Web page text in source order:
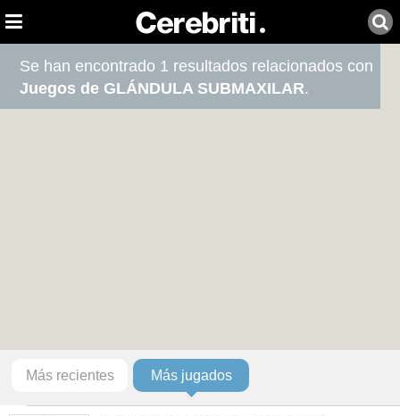
Se han encontrado 1 resultados relacionados con
Juegos de GLÁNDULA SUBMAXILAR.
Más recientes Más jugados